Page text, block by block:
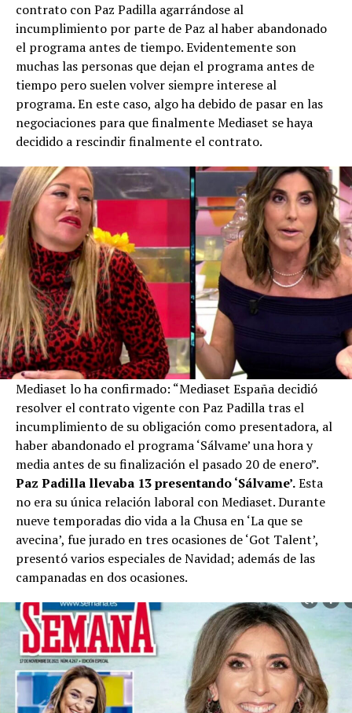
contrato con Paz Padilla agarrándose al
incumplimiento por parte de Paz al haber abandonado
el programa antes de tiempo. Evidentemente son
muchas las personas que dejan el programa antes de
tiempo pero suelen volver siempre interese al
programa. En este caso, algo ha debido de pasar en las
negociaciones para que finalmente Mediaset se haya
decidido a rescindir finalmente el contrato.
Mediaset lo ha confirmado: “Mediaset España decidió
resolver el contrato vigente con Paz Padilla tras el
incumplimiento de su obligación como presentadora, al
haber abandonado el programa ‘Sálvame’ una hora y
media antes de su finalización el pasado 20 de enero”.
Paz Padilla llevaba 13 presentando ‘Sálvame’.Esta
no era su única relación laboral con Mediaset. Durante
nueve temporadas dio vida a la Chusa en ‘La que se
avecina’, fue jurado en tres ocasiones de ‘Got Talent’,
presentó varios especiales de Navidad; además de las
campanadas en dos ocasiones.